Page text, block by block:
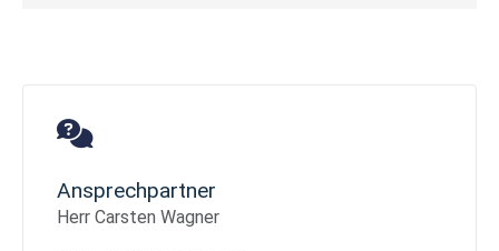
Ansprechpartner
Herr Carsten Wagner